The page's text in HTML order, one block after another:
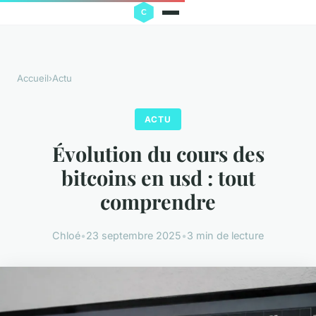
Accueil›Actu
ACTU
Évolution du cours des
bitcoins en usd : tout
comprendre
Chloé•23 septembre 2025•3 min de lecture